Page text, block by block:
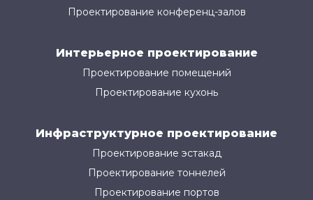
Проектирование конференц-залов
Интерьерное проектирование
Проектирование помещений
Проектирование кухонь
Инфраструктурное проектирование
Проектирование эстакад
Проектирование тоннелей
Проектирование портов